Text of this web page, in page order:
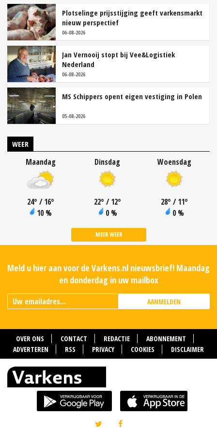
Plotselinge prijsstijging geeft varkensmarkt
nieuw perspectief
06-08-2026
Jan Vernooij stopt bij Vee&Logistiek
Nederland
06-08-2026
MS Schippers opent eigen vestiging in Polen
05-08-2026
WEER
Maandag
24° / 16°
10 %
Dinsdag
22° / 12°
0 %
Woensdag
28° / 11°
0 %
MEER WEER
Meld u hier aan voor de Varkens.nl nieuwsbrief! Maandag
en donderdag in uw mailbox
AANMELDEN
OVER ONS CONTACT REDACTIE
ABONNEMENT
ADVERTEREN
RSS PRIVACY COOKIES DISCLAIMER